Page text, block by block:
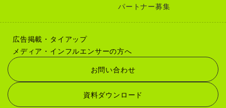
パートナー募集
広告掲載・タイアップ
メディア・インフルエンサーの方へ
お問い合わせ
資料ダウンロード